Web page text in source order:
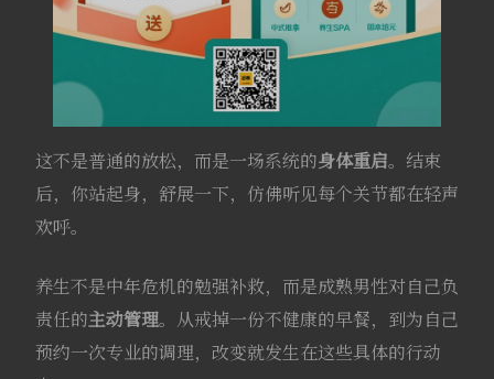
这不是普通的放松，而是一场系统的身体重启。结束
后，你站起身，舒展一下，仿佛听见每个关节都在轻声
欢呼。
养生不是中年危机的勉强补救，而是成熟男性对自己负
责任的主动管理。从戒掉一份不健康的早餐，到为自己
预约一次专业的调理，改变就发生在这些具体的行动